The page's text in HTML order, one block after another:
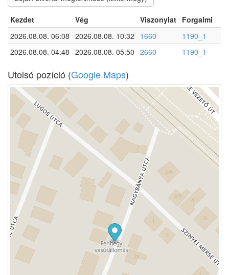
Kezdet Vég Viszonylat Forgalmi
2026.08.08. 06:08 2026.08.08. 10:32 1660
1190_1
2026.08.08. 04:48 2026.08.08. 05:50 2660 1190_1
Utolsó pozíció (Google Maps)